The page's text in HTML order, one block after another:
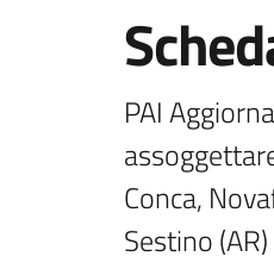
PAI
Conca,
Sestino